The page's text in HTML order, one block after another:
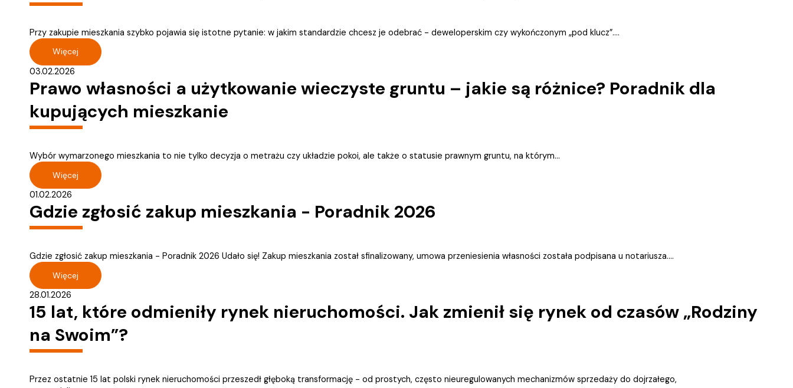
Przy zakupie mieszkania szybko pojawia się istotne pytanie: w jakim standardzie chcesz je odebrać - deweloperskim czy wykończonym „pod klucz”....
Więcej
03.02.2026
Prawo własności a użytkowanie wieczyste gruntu – jakie są różnice? Poradnik dla
kupujących mieszkanie
Wybór wymarzonego mieszkania to nie tylko decyzja o metrażu czy układzie pokoi, ale także o statusie prawnym gruntu, na którym...
Więcej
01.02.2026
Gdzie zgłosić zakup mieszkania - Poradnik 2026
Gdzie zgłosić zakup mieszkania - Poradnik 2026 Udało się! Zakup mieszkania został sfinalizowany, umowa przeniesienia własności została podpisana u notariusza....
Więcej
28.01.2026
15 lat, które odmieniły rynek nieruchomości. Jak zmienił się rynek od czasów „Rodziny
na Swoim”?
Przez ostatnie 15 lat polski rynek nieruchomości przeszedł głęboką transformację - od prostych, często nieuregulowanych mechanizmów sprzedaży do dojrzałego,